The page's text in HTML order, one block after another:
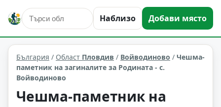
Наблизо Добави място
култура и изкуство Войводиново Област: Пловдив
България / Област Пловдив / Войводиново / Чешма-
паметник на загиналите за Родината - с.
Войводиново
Чешма-паметник на